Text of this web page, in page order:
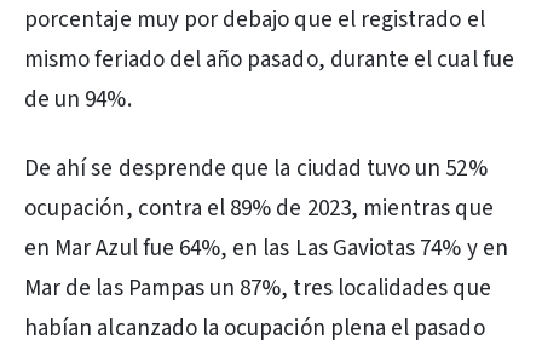
porcentaje muy por debajo que el registrado el
mismo feriado del año pasado, durante el cual fue
de un 94%.
De ahí se desprende que la ciudad tuvo un 52%
ocupación, contra el 89% de 2023, mientras que
en Mar Azul fue 64%, en las Las Gaviotas 74% y en
Mar de las Pampas un 87%, tres localidades que
habían alcanzado la ocupación plena el pasado